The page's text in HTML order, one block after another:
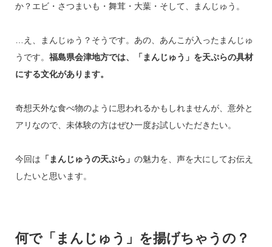
か？エビ・さつまいも・舞茸・大葉・そして、まんじゅう。
…え、まんじゅう？そうです。あの、あんこが入ったまんじゅ
うです。 福島県会津地方では、「まんじゅう」を天ぷらの具材
にする文化があります。
奇想天外な食べ物のように思われるかもしれませんが、意外と
アリなので、未体験の方はぜひ一度お試しいただきたい。
今回は 「まんじゅうの天ぷら」 の魅力を、声を大にしてお伝え
したいと思います。
何で「まんじゅう」を揚げちゃうの？